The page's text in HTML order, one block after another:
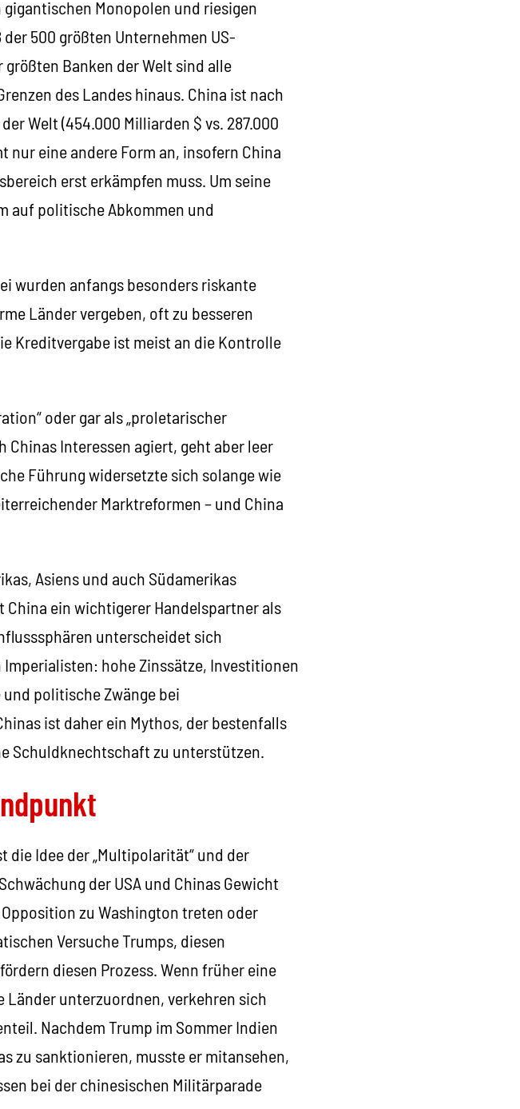
Monopolen und riesigen
500 größten Unternehmen US-
Banken der Welt sind alle
des Landes hinaus. China ist nach
Welt (454.000 Milliarden $ vs. 287.000
nur eine andere Form an, insofern China
erst erkämpfen muss. Um seine
auf politische Abkommen und
wurden anfangs besonders riskante
Länder vergeben, oft zu besseren
Kreditvergabe ist meist an die Kontrolle
oder gar als „proletarischer
Interessen agiert, geht aber leer
Führung widersetzte sich solange wie
Marktreformen – und China
Asiens und auch Südamerikas
ein wichtigerer Handelspartner als
unterscheidet sich
hohe Zinssätze, Investitionen
politische Zwänge bei
ist daher ein Mythos, der bestenfalls
Schuldknechtschaft zu unterstützen.
Idee der „Multipolarität“ und der
der USA und Chinas Gewicht
zu Washington treten oder
Versuche Trumps, diesen
diesen Prozess. Wenn früher eine
Länder unterzuordnen, verkehren sich
Nachdem Trump im Sommer Indien
zu sanktionieren, musste er mitansehen,
bei der chinesischen Militärparade